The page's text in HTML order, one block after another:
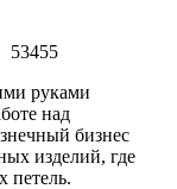
53455
руками
над
бизнес
изделий, где
петель.